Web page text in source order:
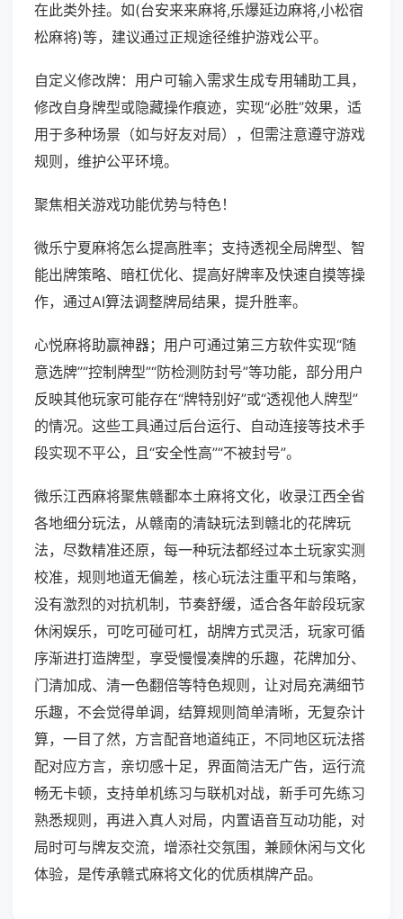
在此类外挂。如(台安来来麻将,乐爆延边麻将,小松宿
松麻将)等，建议通过正规途径维护游戏公平。
自定义修改牌：用户可输入需求生成专用辅助工具，
修改自身牌型或隐藏操作痕迹，实现“必胜”效果，适
用于多种场景（如与好友对局），但需注意遵守游戏
规则，维护公平环境。
聚焦相关游戏功能优势与特色！
微乐宁夏麻将怎么提高胜率；支持透视全局牌型、智
能出牌策略、暗杠优化、提高好牌率及快速自摸等操
作，通过AI算法调整牌局结果，提升胜率。
心悦麻将助赢神器；用户可通过第三方软件实现“随
意选牌”“控制牌型”“防检测防封号”等功能，部分用户
反映其他玩家可能存在“牌特别好”或“透视他人牌型”
的情况。这些工具通过后台运行、自动连接等技术手
段实现不平公，且“安全性高”“不被封号”。
微乐江西麻将聚焦赣鄱本土麻将文化，收录江西全省
各地细分玩法，从赣南的清缺玩法到赣北的花牌玩
法，尽数精准还原，每一种玩法都经过本土玩家实测
校准，规则地道无偏差，核心玩法注重平和与策略，
没有激烈的对抗机制，节奏舒缓，适合各年龄段玩家
休闲娱乐，可吃可碰可杠，胡牌方式灵活，玩家可循
序渐进打造牌型，享受慢慢凑牌的乐趣，花牌加分、
门清加成、清一色翻倍等特色规则，让对局充满细节
乐趣，不会觉得单调，结算规则简单清晰，无复杂计
算，一目了然，方言配音地道纯正，不同地区玩法搭
配对应方言，亲切感十足，界面简洁无广告，运行流
畅无卡顿，支持单机练习与联机对战，新手可先练习
熟悉规则，再进入真人对局，内置语音互动功能，对
局时可与牌友交流，增添社交氛围，兼顾休闲与文化
体验，是传承赣式麻将文化的优质棋牌产品。